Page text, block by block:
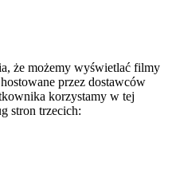
że możemy wyświetlać filmy
przez dostawców
korzystamy w tej
stron trzecich: